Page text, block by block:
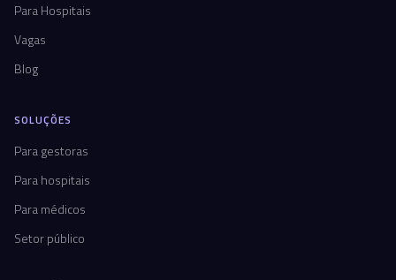
Para Hospitais
Vagas
Blog
SOLUÇÕES
Para gestoras
Para hospitais
Para médicos
Setor público